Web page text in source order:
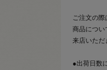
ご注文の
商品につい
来店いただ
●出荷日数